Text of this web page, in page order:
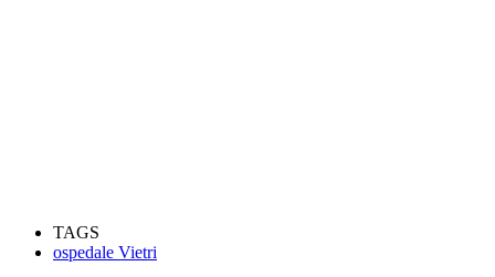
TAGS
ospedale Vietri